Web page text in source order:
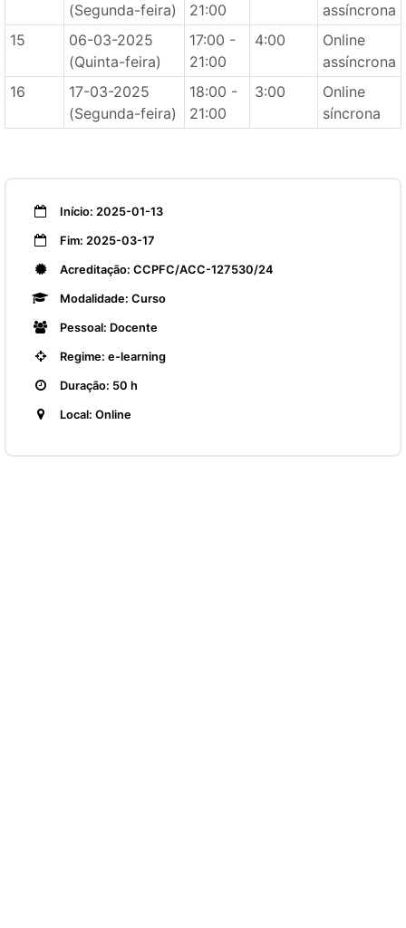
(Segunda-feira)
21:00
assíncrona
15
06-03-2025
(Quinta-feira)
17:00 -
21:00
4:00
Online
assíncrona
16
17-03-2025
(Segunda-feira)
18:00 -
21:00
3:00
Online
síncrona
Início: 2025-01-13
Fim: 2025-03-17
Acreditação: CCPFC/ACC-127530/24
Modalidade: Curso
Pessoal: Docente
Regime: e-learning
Duração: 50 h
Local: Online